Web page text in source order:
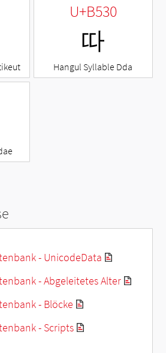
U+B530
따
Hangul Syllable Dda
- UnicodeData
- Abgeleitetes Alter
- Blöcke
- Scripts